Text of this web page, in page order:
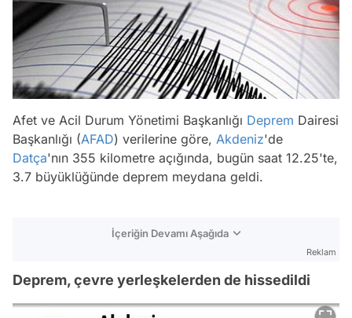
Afet ve Acil Durum Yönetimi Başkanlığı Deprem Dairesi
Başkanlığı (AFAD) verilerine göre, Akdeniz'de
Datça'nın 355 kilometre açığında, bugün saat 12.25'te,
3.7 büyüklüğünde deprem meydana geldi.
İçeriğin Devamı Aşağıda
Reklam
Deprem, çevre yerleşkelerden de hissedildi